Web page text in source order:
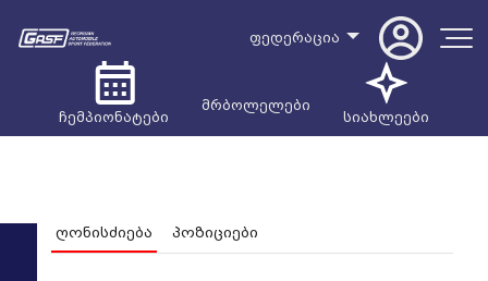
ფედერაცია
ჩემპიონატები
მრბოლელები
სიახლეები
ღონისძიება პოზიციები